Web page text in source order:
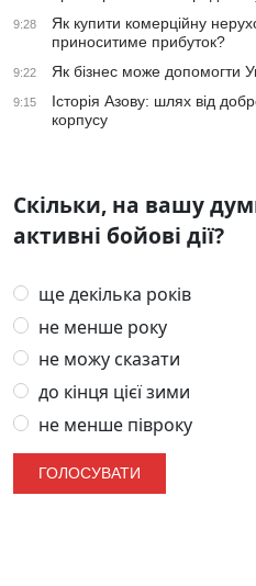
9:28
Як купити комерційну
приноситиме прибуток?
9:22 Як бізнес може допомогти
9:15
Історія Азову: шлях від
корпусу
Скільки, на вашу
активні бойові дії?
ще декілька років
не менше року
не можу сказати
до кінця цієї зими
не менше півроку